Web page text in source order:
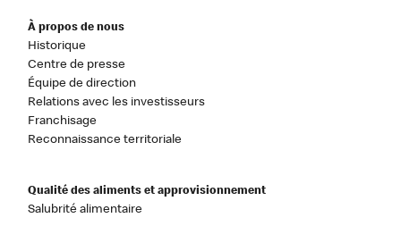
À propos de nous
Historique
Centre de presse
Équipe de direction
Relations avec les investisseurs
Franchisage
Reconnaissance territoriale
Qualité des aliments et approvisionnement
Salubrité alimentaire